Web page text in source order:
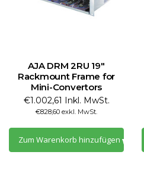
AJA DRM 2RU 19"
Rackmount Frame for
Mini-Convertors
€1.002,61 Inkl. MwSt.
€828,60 exkl. MwSt.
Zum Warenkorb hinzufügen